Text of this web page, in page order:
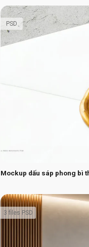
Mockup dấu sáp phong bì
PSD
3 files PSD